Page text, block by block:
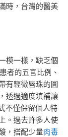
時，台灣的醫美
模一樣，缺乏個
者的五官比例、
有輕微唇珠的圓
透過適度填補讓
不僅保留個人特
。過去許多人使
，搭配少量肉毒